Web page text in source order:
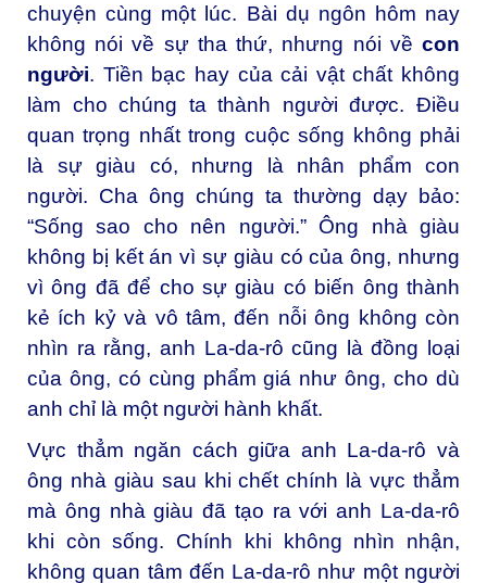
chuyện cùng một lúc. Bài dụ ngôn hôm nay
không nói về sự tha thứ, nhưng nói về con
người. Tiền bạc hay của cải vật chất không
làm cho chúng ta thành người được. Ðiều
quan trọng nhất trong cuộc sống không phải
là sự giàu có, nhưng là nhân phẩm con
người. Cha ông chúng ta thường dạy bảo:
“Sống sao cho nên người.” Ông nhà giàu
không bị kết án vì sự giàu có của ông, nhưng
vì ông đã để cho sự giàu có biến ông thành
kẻ ích kỷ và vô tâm, đến nỗi ông không còn
nhìn ra rằng, anh La-da-rô cũng là đồng loại
của ông, có cùng phẩm giá như ông, cho dù
anh chỉ là một người hành khất.
Vực thẳm ngăn cách giữa anh La-da-rô và
ông nhà giàu sau khi chết chính là vực thẳm
mà ông nhà giàu đã tạo ra với anh La-da-rô
khi còn sống. Chính khi không nhìn nhận,
không quan tâm đến La-da-rô như một người